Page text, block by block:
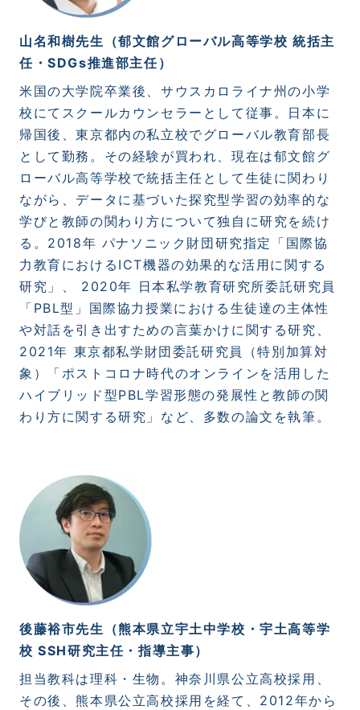
山名和樹先生（郁文館グローバル高等学校 統括主
任・SDGs推進部主任）
米国の大学院卒業後、サウスカロライナ州の小学
校にてスクールカウンセラーとして従事。日本に
帰国後、東京都内の私立校でグローバル教育部長
として勤務。その経験が買われ、現在は郁文館グ
ローバル高等学校で統括主任として生徒に関わり
ながら、データに基づいた探究型学習の効率的な
学びと教師の関わり方について独自に研究を続け
る。 2018年 パナソニック財団研究指定「国際協
力教育における ICT機器の効果的な活用に関する
研究」、
2020年 日本私学教育研究所委託研究員
「 PBL型」国際協力授業における生徒達の主体性
や対話を引き出すための言葉かけに関する研究、
2021年 東京都私学財団委託研究員（特別加算対
象）「ポストコロナ時代のオンラインを活用した
ハイブリッド型PBL学習形態の発展性と教師の関
わり方に関する研究」など、多数の論文を執筆。
後藤裕市先生（熊本県立宇土中学校・宇土高等学
校SSH研究主任・指導主事）
担当教科は理科・生物。神奈川県公立高校採用、
その後、熊本県公立高校採用を経て、 2012年から